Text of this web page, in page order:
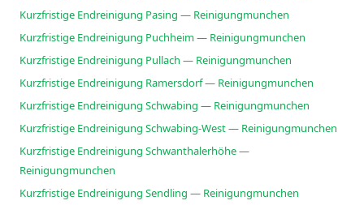
Kurzfristige Endreinigung Pasing — Reinigungmunchen
Kurzfristige Endreinigung Puchheim — Reinigungmunchen
Kurzfristige Endreinigung Pullach — Reinigungmunchen
Kurzfristige Endreinigung Ramersdorf — Reinigungmunchen
Kurzfristige Endreinigung Schwabing — Reinigungmunchen
Kurzfristige Endreinigung Schwabing-West — Reinigungmunchen
Kurzfristige Endreinigung Schwanthalerhöhe —
Reinigungmunchen
Kurzfristige Endreinigung Sendling — Reinigungmunchen